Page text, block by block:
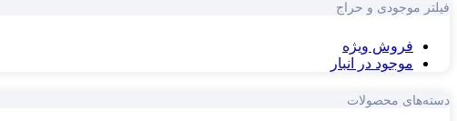
فیلتر موجودی و حراج
فروش ویژه
موجود در انبار
دسته‌های محصولات